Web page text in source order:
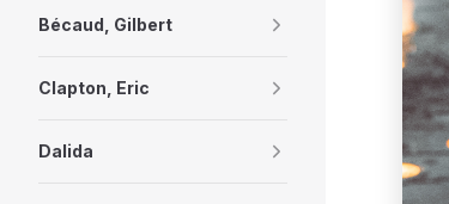
Bécaud, Gilbert
Clapton, Eric
Dalida